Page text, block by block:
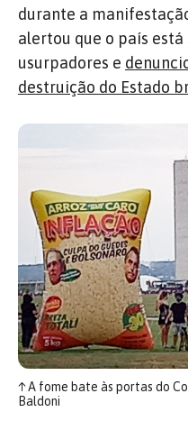
durante a
alertou que o país
usurpadores e
destruição do Estado
↑A fome bate às portas do
Baldoni